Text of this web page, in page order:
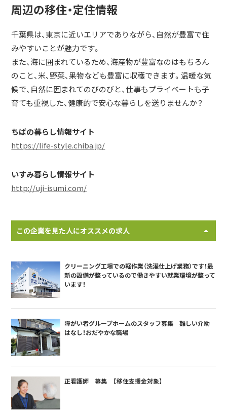
周辺の移住・定住情報
千葉県は、東京に近いエリアでありながら、自然が豊富で住
みやすいことが魅力です。
また、海に囲まれているため、海産物が豊富なのはもちろん
のこと、米、野菜、果物なども豊富に収穫できます。温暖な気
候で、自然に囲まれてのびのびと、仕事もプライベートも子
育ても重視した、健康的で安心な暮らしを送りませんか？
ちばの暮らし情報サイト
https://life-style.chiba.jp/
いすみ暮らし情報サイト
http://uji-isumi.com/
この企業を見た人にオススメの求人
クリーニング工場での軽作業（洗濯仕上げ業務）です！最
新の設備が整っているので働きやすい就業環境が整って
います！
障がい者グループホームのスタッフ募集 難しい介助
はなし！おだやかな職場
正看護師 募集 【移住支援金対象】